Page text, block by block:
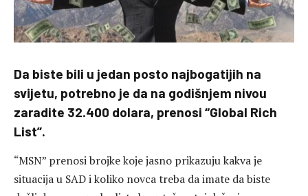
Da biste bili u jedan posto najbogatijih na
svijetu, potrebno je da na godišnjem nivou
zaradite 32.400 dolara, prenosi “Global Rich
List”.
“MSN” prenosi brojke koje jasno prikazuju kakva je
situacija u SAD i koliko novca treba da imate da biste